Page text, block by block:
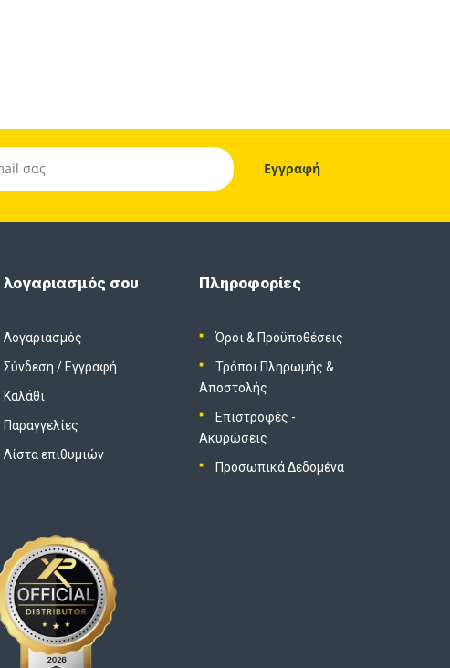
σου
Λογαριασμός
Σύνδεση / Εγγραφή
Καλάθι
Παραγγελίες
Λίστα επιθυμιών
Πληροφορίες
Όροι & Προϋποθέσεις
Τρόποι Πληρωμής &
Αποστολής
Επιστροφές -
Ακυρώσεις
Προσωπικά Δεδομένα